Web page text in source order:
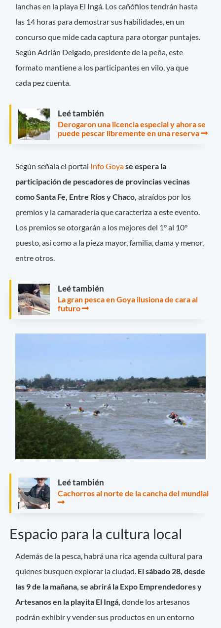
lanchas en la playa El Ingá. Los cañófilos tendrán hasta
las 14 horas para demostrar sus habilidades, en un
concurso que mide cada captura para otorgar puntajes.
Según Adrián Delgado, presidente de la peña, este
formato mantiene a los participantes en vilo, ya que
cada pez cuenta.
Leé también
Derogaron una licencia especial y ahora se
puede pescar libremente en una reserva
Según señala el portal Info Goyase espera la
participación de pescadores de provincias vecinas
como Santa Fe, Entre Ríos y Chaco, atraídos por los
premios y la camaradería que caracteriza a este evento.
Los premios se otorgarán a los mejores del 1° al 10°
puesto, así como a la pieza mayor, familia, dama y menor,
entre otros.
Leé también
La gran pesca en Goya ilusiona de cara al
futuro
Leé también
Cachorros al norte de la cancha del mundial
Espacio para la cultura local
Además de la pesca, habrá una rica agenda cultural para
quienes busquen explorar la ciudad. El sábado 28, desde
las 9 de la mañana, se abrirá la Expo Emprendedores y
Artesanos en la playita El Ingá, donde los artesanos
podrán exhibir y vender sus productos en un entorno